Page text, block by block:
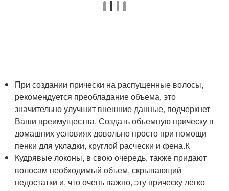
При создании прически на распущенные волосы,
рекомендуется преобладание объема, это
значительно улучшит внешние данные, подчеркнет
Ваши преимущества. Создать объемную прическу в
домашних условиях довольно просто при помощи
пенки для укладки, круглой расчески и фена.К
Кудрявые локоны, в свою очередь, также придают
волосам необходимый объем, скрывающий
недостатки и, что очень важно, эту прическу легко